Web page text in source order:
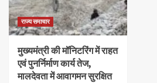
राज्य समाचार
मुख्यमंत्री की मॉनिटरिंग में राहत
एवं पुनर्निर्माण कार्य तेज,
मालदेवता में आवागमन सुरक्षित